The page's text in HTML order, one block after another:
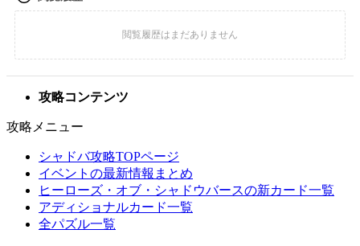
攻略コンテンツ
攻略メニュー
シャドバ攻略TOPページ
イベントの最新情報まとめ
ヒーローズ・オブ・シャドウバースの新カード一覧
アディショナルカード一覧
全パズル一覧